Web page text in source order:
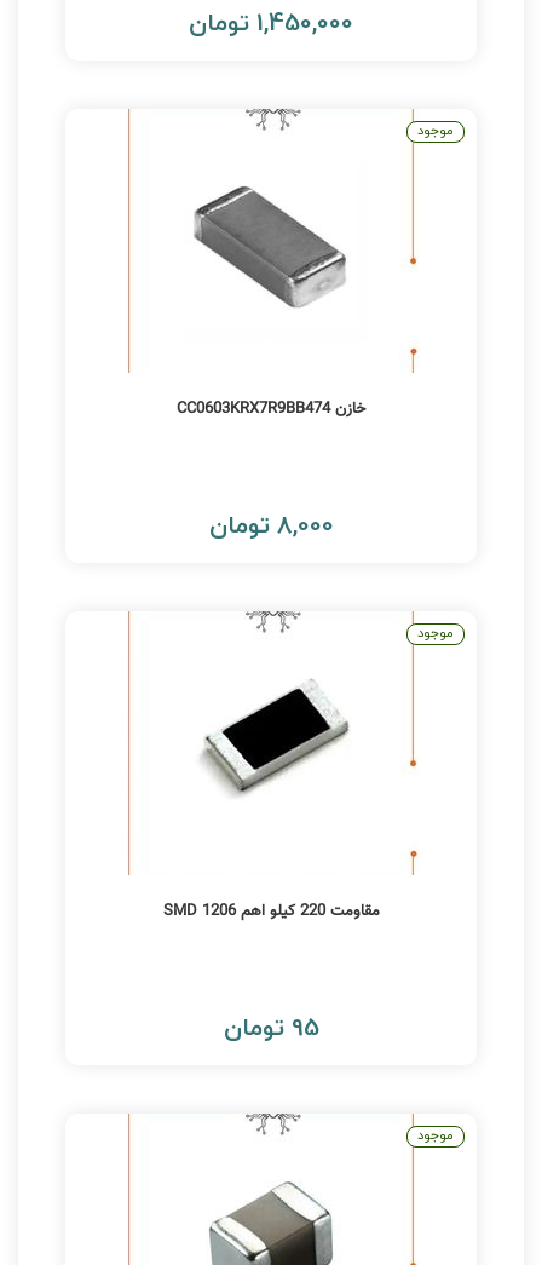
1,450,000 تومان
خازن CC0603KRX7R9BB474
8,000 تومان
موجود
مقاومت 220 کیلو اهم 1206 SMD
95 تومان
موجود
موجود